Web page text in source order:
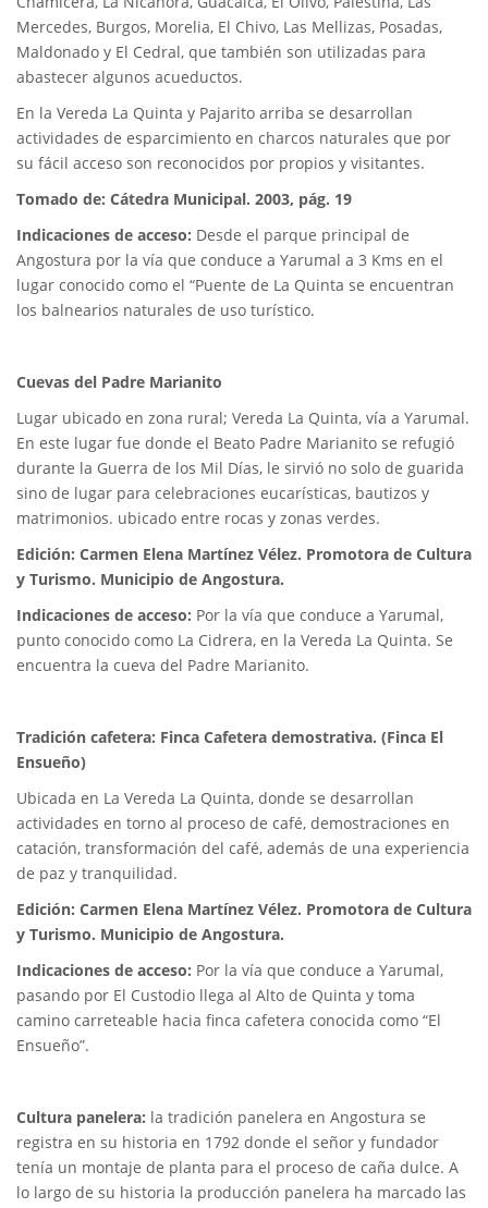
Mercedes, Burgos, Morelia, El Chivo, Las Mellizas, Posadas,
Maldonado y El Cedral, que también son utilizadas para
abastecer algunos acueductos.
En la Vereda La Quinta y Pajarito arriba se desarrollan
actividades de esparcimiento en charcos naturales que por
su fácil acceso son reconocidos por propios y visitantes.
Tomado de: Cátedra Municipal. 2003, pág. 19
Indicaciones de acceso: Desde el parque principal de
Angostura por la vía que conduce a Yarumal a 3 Kms en el
lugar conocido como el “Puente de La Quinta se encuentran
los balnearios naturales de uso turístico.
Cuevas del Padre Marianito
Lugar ubicado en zona rural; Vereda La Quinta, vía a Yarumal.
En este lugar fue donde el Beato Padre Marianito se refugió
durante la Guerra de los Mil Días, le sirvió no solo de guarida
sino de lugar para celebraciones eucarísticas, bautizos y
matrimonios. ubicado entre rocas y zonas verdes.
Edición: Carmen Elena Martínez Vélez. Promotora de Cultura
y Turismo. Municipio de Angostura.
Indicaciones de acceso: Por la vía que conduce a Yarumal,
punto conocido como La Cidrera, en la Vereda La Quinta. Se
encuentra la cueva del Padre Marianito.
Tradición cafetera: Finca Cafetera demostrativa. (Finca El
Ensueño)
Ubicada en La Vereda La Quinta, donde se desarrollan
actividades en torno al proceso de café, demostraciones en
catación, transformación del café, además de una experiencia
de paz y tranquilidad.
Edición: Carmen Elena Martínez Vélez. Promotora de Cultura
y Turismo. Municipio de Angostura.
Indicaciones de acceso: Por la vía que conduce a Yarumal,
pasando por El Custodio llega al Alto de Quinta y toma
camino carreteable hacia finca cafetera conocida como “El
Ensueño”.
Cultura panelera: la tradición panelera en Angostura se
registra en su historia en 1792 donde el señor y fundador
tenía un montaje de planta para el proceso de caña dulce. A
lo largo de su historia la producción panelera ha marcado las